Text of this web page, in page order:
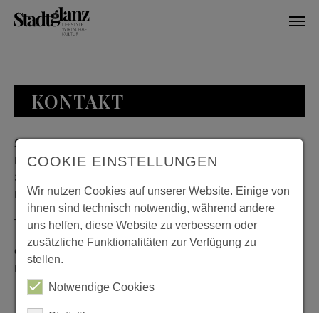
KONTAKT
Stadtglanz / mediaworld GmbH
Bankplatz 8
38100 Braunschweig
Deutschland
Telefon: 0531 482010-20
Geschäftszeiten: Montag bis Donnerstag 08:00 bis 18:00;
Freitag 08:00 bis 15:00
COOKIE EINSTELLUNGEN
Wir nutzen Cookies auf unserer Website. Einige von
ihnen sind technisch notwendig, während andere
uns helfen, diese Website zu verbessern oder
zusätzliche Funktionalitäten zur Verfügung zu
stellen.
Notwendige Cookies